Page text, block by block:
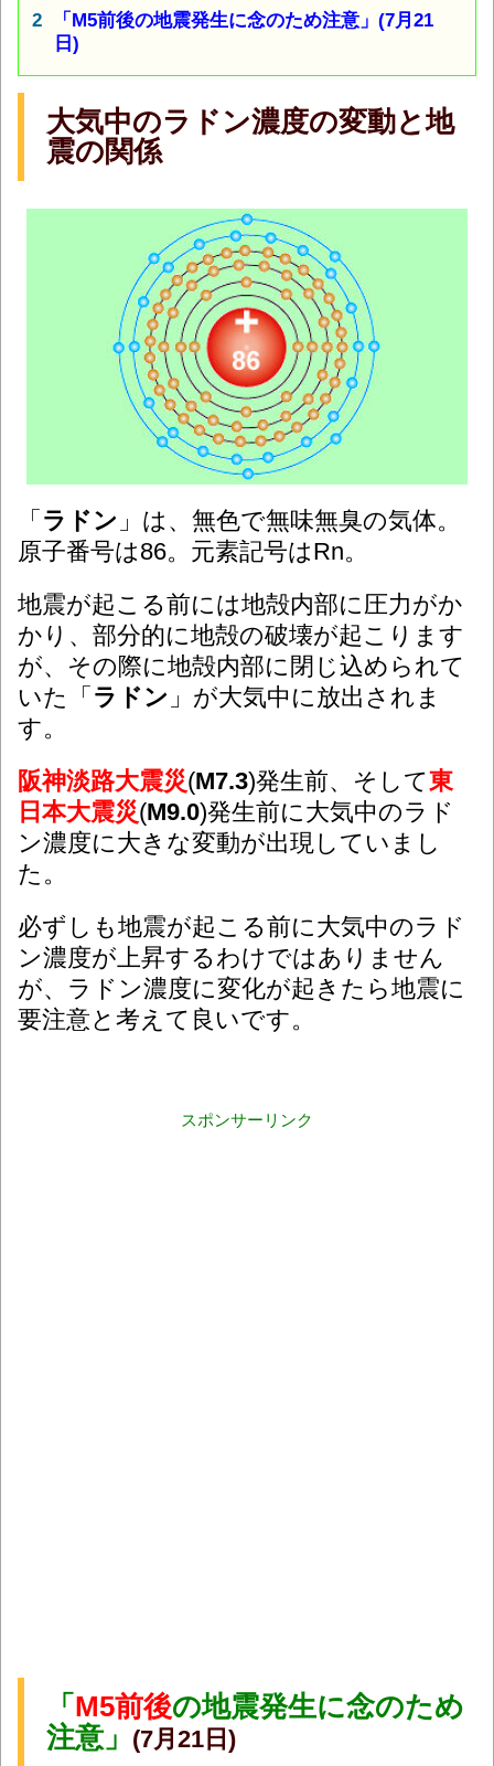
「M5前後の地震発生に念のため注意」(7月21
日)
大気中のラドン濃度の変動と地
震の関係
「 ラドン 」は、無色で無味無臭の気体。
原子番号は86。元素記号はRn。
地震が起こる前には地殻内部に圧力がか
かり、部分的に地殻の破壊が起こります
が、その際に地殻内部に閉じ込められて
いた「 ラドン 」が大気中に放出されま
す。
阪神淡路大震災(M7.3)発生前、そして東
日本大震災(M9.0)発生前に大気中のラド
ン濃度に大きな変動が出現していまし
た。
必ずしも地震が起こる前に大気中のラド
ン濃度が上昇するわけではありません
が、ラドン濃度に変化が起きたら地震に
要注意と考えて良いです。
スポンサーリンク
「 M5前後の地震発生に念のため
注意」 (7月21日)